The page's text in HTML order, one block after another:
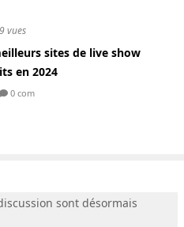
vues
sites de live show
en 2024
0 com
sont désormais